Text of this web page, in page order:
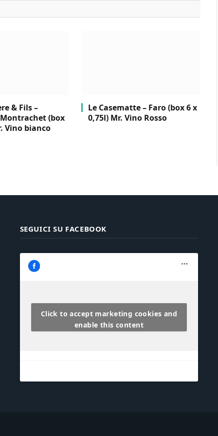
& Fils –
(box
Vino bianco
Le Casematte – Faro (box 6 x
0,75l) Mr. Vino Rosso
SEGUICI SU FACEBOOK
Click to accept marketing cookies and
enable this content